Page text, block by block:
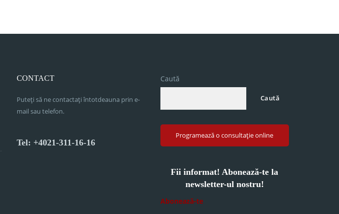
CONTACT
Puteți să ne contactați întotdeauna prin e-
mail sau telefon.
Tel: +4021-311-16-16
Caută
Caută
Programează o consultație online
Fii informat! Abonează-te la
newsletter-ul nostru!
Abonează-te